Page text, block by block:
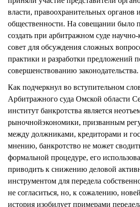
власти, правоохранительных органов
общественности. На совещании было
создать при арбитражном суде
совет для обсуждения сложных
практики и разработки предложений
совершенствованию законодательства.
Как подчеркнул во вступительном
Арбитражного суда Омской области
институт банкротства является
рыночнойэкономики, призванным
между должниками, кредиторами и
мнению, банкротство не может
формальной процедуре, его
приводить к снижению деловой
инструментом для передела
не согласиться, но, к сожалению,
история изобилует примерами